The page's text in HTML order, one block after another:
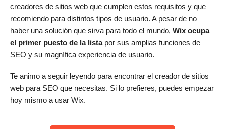
creadores de sitios web que cumplen estos requisitos y que
recomiendo para distintos tipos de usuario. A pesar de no
haber una solución que sirva para todo el mundo, Wix ocupa
el primer puesto de la listapor sus amplias funciones de
SEO y su magnífica experiencia de usuario.
Te animo a seguir leyendo para encontrar el creador de sitios
web para SEO que necesitas. Si lo prefieres, puedes empezar
hoy mismo a usar Wix.